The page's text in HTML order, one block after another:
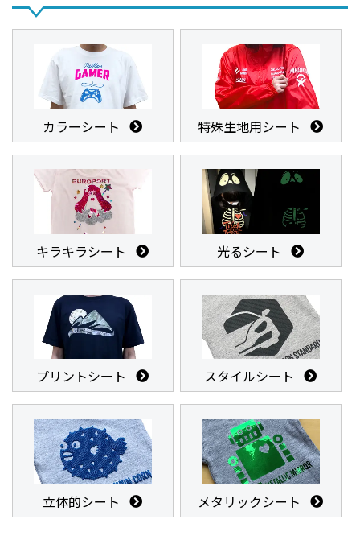
カラーシート 特殊生地用シート
キラキラシート 光るシート
プリントシート スタイルシート
立体的シート メタリックシート